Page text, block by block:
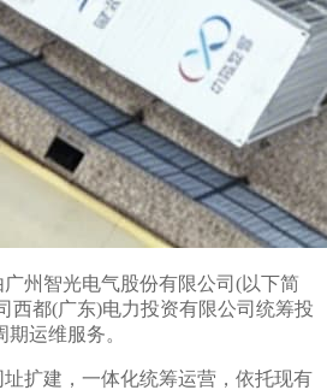
州智光电气股份有限公司(以下简
西都(广东)电力投资有限公司统筹投
运维服务。
扩建，一体化统筹运营，依托现有